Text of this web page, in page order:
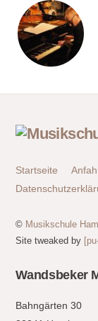
Startseite
© Musikschule
Site tweaked by
Wandsbeker
Bahngärten 30